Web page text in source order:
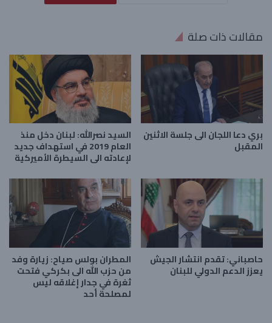
مقالات ذات صلة
بري دعا اللجان الى جلسة الاثنين
المقبل
السيد نصرالله: لبنان دخل منذ
العام 2019 في استهداف جديد
لإعادته الى السيطرة الأميركية
حاصباني: تقدم انتشار الجيش
يعزز الدعم الدولي للبنان
المطران بولس صياح: زيارة وفد
من حزب الله الى بكركي فتحت
ثغرة في جدار إغلاقه ليس
لمصلحة أحد